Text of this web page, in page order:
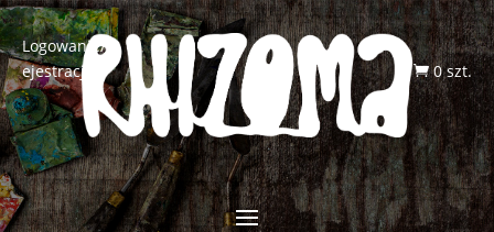
Logowanie/R
ejestracja
 0 szt.